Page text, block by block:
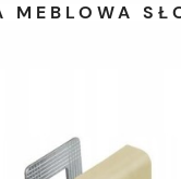
MEBLOWA